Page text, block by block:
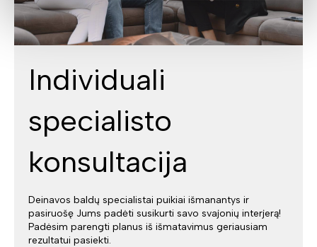
Individuali
specialisto
konsultacija
Deinavos baldų specialistai puikiai išmanantys ir
pasiruošę Jums padėti susikurti savo svajonių interjerą!
Padėsim parengti planus iš išmatavimus geriausiam
rezultatui pasiekti.